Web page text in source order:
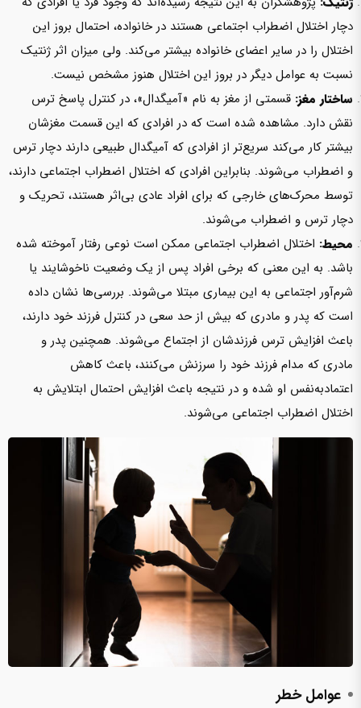
دچار اختلال اضطراب اجتماعی هستند در خانواده، احتمال بروز این
اختلال را در سایر اعضای خانواده بیشتر‌ می‌کند. ولی میزان اثر ژنتیک
نسبت به عوامل دیگر در بروز این اختلال هنوز مشخص نیست.
ساختار مغز: قسمتی از مغز به نام «آمیگدال»، در کنترل پاسخ ترس
نقش دارد. مشاهده شده است که در افرادی که این قسمت مغزشان
بیشتر کار‌ می‌کند‌ سریع‌تر از افرادی که آمیگدال طبیعی دارند دچار ترس
و اضطراب‌ می‌شوند.‌‌ بنابراین افرادی که اختلال اضطراب اجتماعی دارند،
توسط محرک‌های خارجی که برای افراد عادی بی‌اثر هستند، تحریک‌ و
دچار ترس و اضطراب می‌شوند.
محیط: اختلال اضطراب اجتماعی ممکن است نوعی رفتار آموخته شده
باشد. به این معنی که برخی افراد پس از یک وضعیت ناخوشایند یا
شرم‌آور اجتماعی به این بیماری مبتلا‌ می‌شوند. بررسی‌ها نشان داده
است که پدر و مادری که بیش از حد سعی در کنترل فرزند خود دارند،
باعث افزایش ترس فرزندشان‌ از اجتماع‌ می‌شوند. همچنین پدر و
مادری که مدام فرزند خود را سرزنش‌ می‌کنند، باعث کاهش
اعتمادبه‌نفس‌ او‌ شده و در نتیجه باعث افزایش احتمال ابتلایش به
اختلال اضطراب اجتماعی‌ می‌شوند.
عوامل خطر